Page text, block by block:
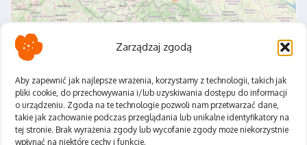
Zarządzaj zgodą
Aby zapewnić jak najlepsze wrażenia, korzystamy z technologii, takich jak
pliki cookie, do przechowywania i/lub uzyskiwania dostępu do informacji
o urządzeniu. Zgoda na te technologie pozwoli nam przetwarzać dane,
takie jak zachowanie podczas przeglądania lub unikalne identyfikatory na
tej stronie. Brak wyrażenia zgody lub wycofanie zgody może niekorzystnie
wpłynąć na niektóre cechy i funkcje.
Polityka Prywatności
Regulamin